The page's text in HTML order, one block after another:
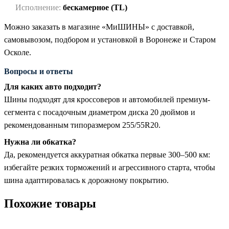
Исполнение: бескамерное (TL)
Можно заказать в магазине «МиШИНЫ» с доставкой,
самовывозом, подбором и установкой в Воронеже и Старом
Осколе.
Вопросы и ответы
Для каких авто подходит?
Шины подходят для кроссоверов и автомобилей премиум-
сегмента с посадочным диаметром диска 20 дюймов и
рекомендованным типоразмером 255/55R20.
Нужна ли обкатка?
Да, рекомендуется аккуратная обкатка первые 300–500 км:
избегайте резких торможений и агрессивного старта, чтобы
шина адаптировалась к дорожному покрытию.
Похожие товары